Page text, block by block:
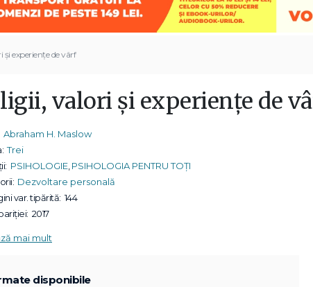
și experiențe de vârf
valori și experiențe de
Abraham H. Maslow
Trei
PSIHOLOGIE, PSIHOLOGIA PENTRU TOȚI
Dezvoltare personală
var. tipărită: 144
2017
mai mult
disponibile